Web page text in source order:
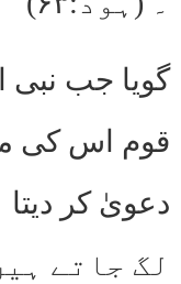
گویا جب نبی
قوم اس کی
لگ جاتے